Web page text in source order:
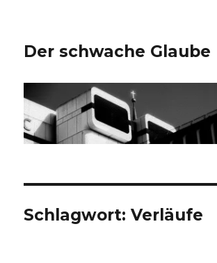
Der schwache Glaube
Schlagwort:Verläufe